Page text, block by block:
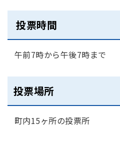
投票時間
午前7時から午後7時まで
投票場所
町内15ヶ所の投票所